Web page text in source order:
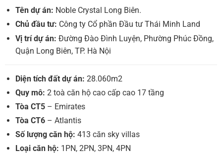
Tên dự án: Noble Crystal Long Biên.
Chủ đầu tư: Công ty Cổ phần Đầu tư Thái Minh Land
Vị trí dự án: Đường Đào Đình Luyện, Phường Phúc Đồng,
Quận Long Biên, TP. Hà Nội
Diện tích đất dự án: 28.060m2
Quy mô: 2 toà căn hộ cao cấp cao 17 tầng
Tòa CT5– Emirates
Tòa CT6– Atlantis
Số lượng căn hộ: 413 căn sky villas
Loại căn hộ: 1PN, 2PN, 3PN, 4PN